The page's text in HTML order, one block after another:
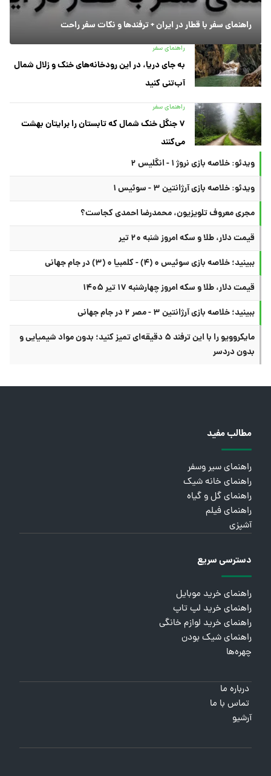
راهنمای سفر با قطار در ایران + ترفندها و نکات سفر راحت
راهنمای سفر
به جای دریا، در این رودخانه‌های خنک و زلال شمال
آب‌تنی کنید
راهنمای سفر
۷ جنگل خنک شمال که تابستان را برایتان بهشت
می‌کنند
ویدئو: خلاصه بازی نروژ ۱ - انگلیس ۲
ویدئو: خلاصه بازی آرژانتین ۳ - سوئیس ۱
مجری معروف تلویزیون، محمدرضا احمدی کجاست؟
قیمت دلار، طلا و سکه امروز شنبه ۲۰ تیر
ببینید؛ خلاصه بازی سوئیس ۰ (۴) - کلمبیا ۰ (۳) در جام جهانی
قیمت دلار، طلا و سکه امروز چهارشنبه ۱۷ تیر ۱۴۰۵
ببینید؛ خلاصه بازی آرژانتین ۳ - مصر ۲ در جام جهانی
مایکروویو را با این ترفند ۵ دقیقه‌ای تمیز کنید؛ بدون مواد شیمیایی و
بدون دردسر
مطالب مفید
راهنمای سیر وسفر
راهنمای خانه شیک
راهنمای گل و گیاه
راهنمای فیلم
آشپزی
دسترسی سریع
راهنمای خرید موبایل
راهنمای خرید لپ تاپ
راهنمای خرید لوازم خانگی
راهنمای شیک بودن
چهره‌ها
درباره ما
تماس با ما
آرشیو